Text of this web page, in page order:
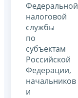
Федеральной
налоговой
службы
по
субъектам
Российской
Федерации,
начальников
и